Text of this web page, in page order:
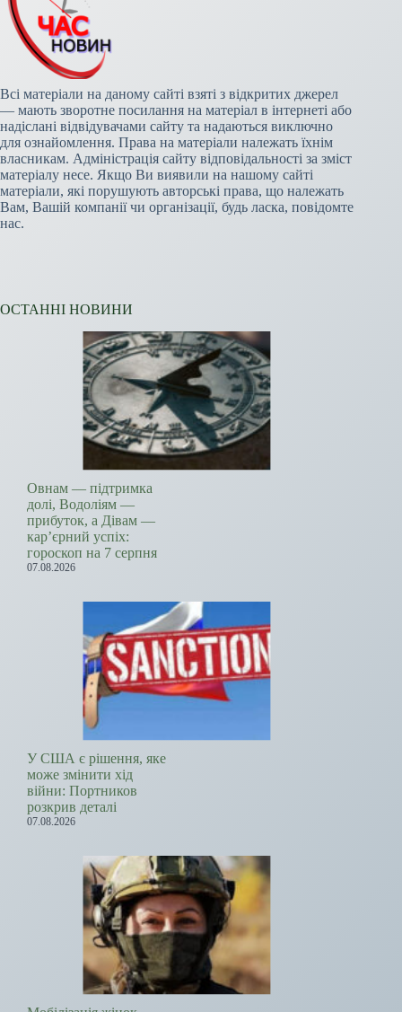
Всі матеріали на даному сайті взяті з відкритих джерел
— мають зворотне посилання на матеріал в інтернеті або
надіслані відвідувачами сайту та надаються виключно
для ознайомлення. Права на матеріали належать їхнім
власникам. Адміністрація сайту відповідальності за зміст
матеріалу несе. Якщо Ви виявили на нашому сайті
матеріали, які порушують авторські права, що належать
Вам, Вашій компанії чи організації, будь ласка, повідомте
нас.
ОСТАННІ НОВИНИ
Овнам — підтримка
долі, Водоліям —
прибуток, а Дівам —
кар’єрний успіх:
гороскоп на 7 серпня
07.08.2026
У США є рішення, яке
може змінити хід
війни: Портников
розкрив деталі
07.08.2026